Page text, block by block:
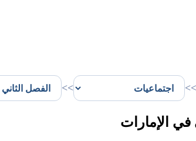
>>
>>
الإمارات